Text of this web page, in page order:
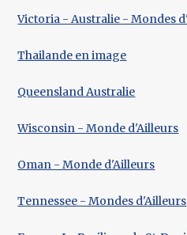
Victoria - Australie - Mondes
Thailande en image
Queensland Australie
Wisconsin - Monde d'Ailleurs
Oman - Monde d'Ailleurs
Tennessee - Mondes d'Ailleurs